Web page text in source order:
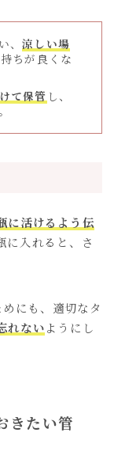
、涼しい場
ちが良くな
て保管 し、
に活けるよう伝
に入れると、さ
にも、適切なタ
れないようにし
きたい管